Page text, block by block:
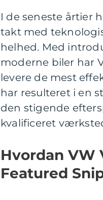
I de seneste årtier
takt med
helhed. Med
moderne biler har
levere de mest
har resulteret i en
den stigende
kvalificeret
Hvordan
Featured